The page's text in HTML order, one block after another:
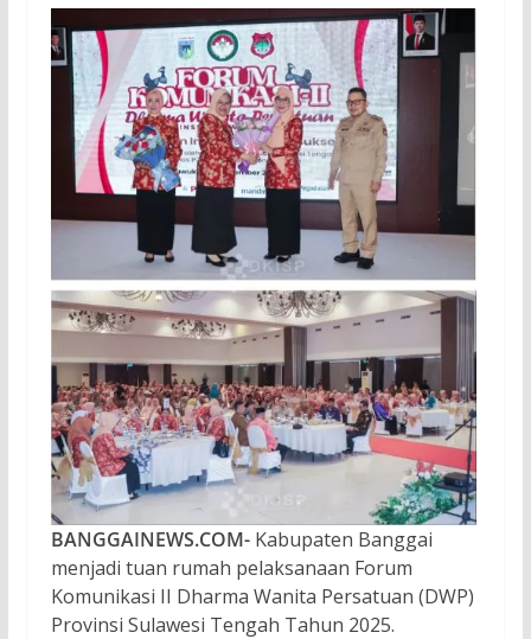
BANGGAINEWS.COM-Kabupaten Banggai
menjadi tuan rumah pelaksanaan Forum
Komunikasi II Dharma Wanita Persatuan (DWP)
Provinsi Sulawesi Tengah Tahun 2025.